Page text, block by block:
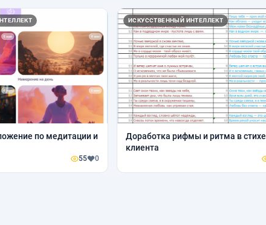
по медитации и
55 0
ИСКУССТВЕННЫЙ ИНТЕЛЛЕКТ
Доработка рифмы и ритма в стихе
клиента